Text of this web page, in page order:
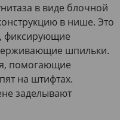
в виде блочной
в нише. Это
фиксирующие
шпильки.
помогающие
на штифтах.
заделывают